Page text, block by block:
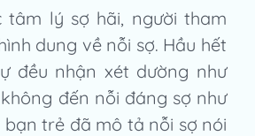
tâm lý sợ hãi, người tham
dung về nỗi sợ. Hầu hết
đều nhận xét dường như
đến nỗi đáng sợ như
trẻ đã mô tả nỗi sợ nói